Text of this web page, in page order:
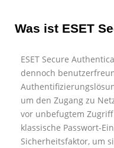
Was ist ESET
ESET Secure
dennoch
um den Zugang zu
vor unbefugtem
klassische Passwort-
Sicherheitsfaktor, um